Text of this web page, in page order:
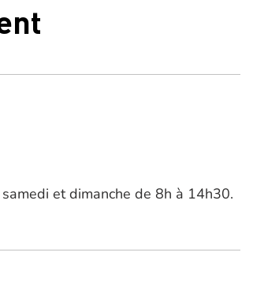
et dimanche de 8h à 14h30.